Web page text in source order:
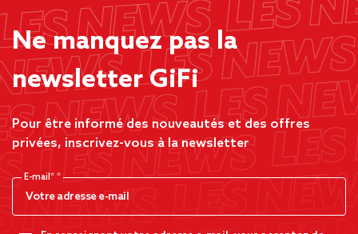
Ne manquez pas la
newsletter GiFi
Pour être informé des nouveautés et des offres
privées, inscrivez-vous à la newsletter
E-mail*